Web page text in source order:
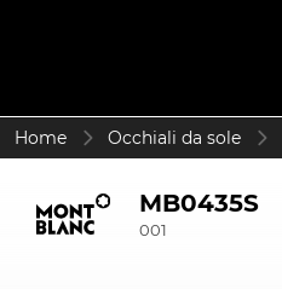
Home Occhiali da sole
MB0435S
001